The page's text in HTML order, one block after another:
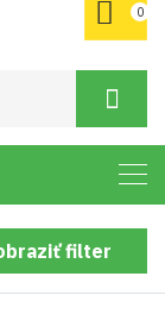
0
filter